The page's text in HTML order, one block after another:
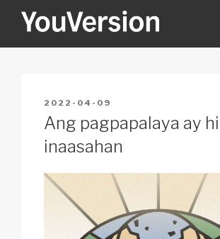
YOUVERSION
POSTED
ON
2022-04-09
Ang pagpapalaya ay
inaasahan